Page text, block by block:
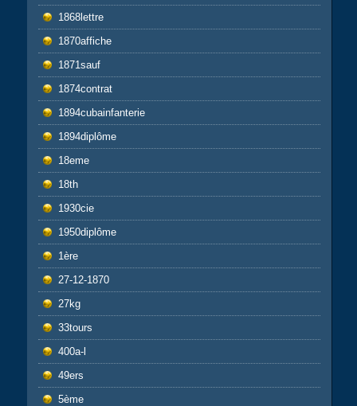
1868lettre
1870affiche
1871sauf
1874contrat
1894cubainfanterie
1894diplôme
18eme
18th
1930cie
1950diplôme
1ère
27-12-1870
27kg
33tours
400a-l
49ers
5ème